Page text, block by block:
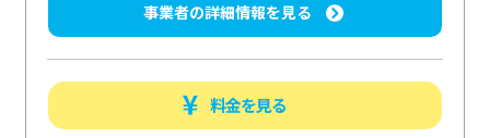
事業者の詳細情報を見る
料金を見る